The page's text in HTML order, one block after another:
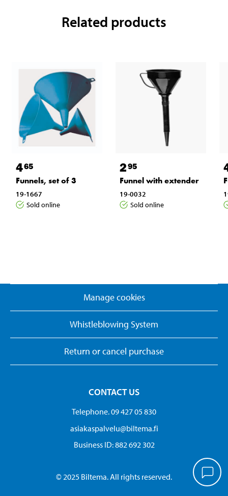
Related products
465
Funnels, set of 3
19-1667
Sold online
295
Funnel with extender
19-0032
Sold online
Manage cookies
Whistleblowing System
Return or cancel purchase
CONTACT US
Telephone. 09 427 05 830
asiakaspalvelu@biltema.fi
Business ID:​ 882 692 302
© 2025 Biltema. All rights reserved.